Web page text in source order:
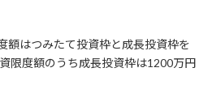
額はつみたて投資枠と成長投資枠を
限度額のうち成長投資枠は1200万円